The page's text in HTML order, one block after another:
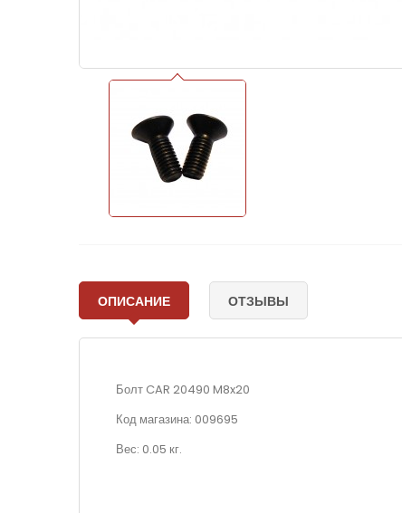
ОПИСАНИЕ ОТЗЫВЫ
Болт CAR 20490 M8x20
Код магазина: 009695
Вес: 0.05 кг.